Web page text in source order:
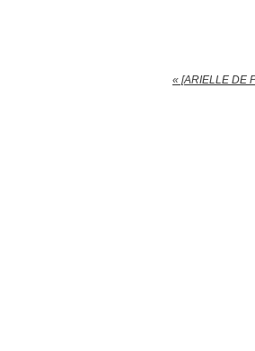
« [ARIELLE DE